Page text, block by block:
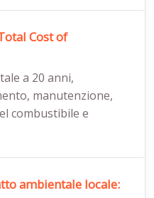
Cost of
a 20 anni,
manutenzione,
combustibile e
ambientale locale: